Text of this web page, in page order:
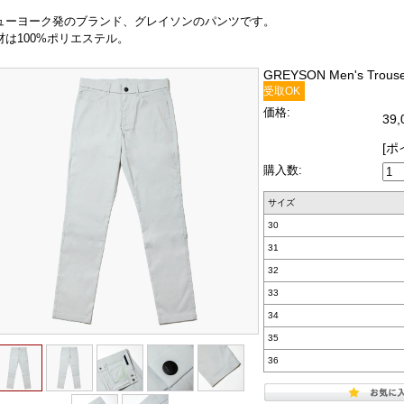
ーヨーク発のブランド、グレイソンのパンツです。
は100%ポリエステル。
GREYSON Men's
受取OK
価格:
[ポ
購入数:
サイズ
30
31
32
33
34
35
36